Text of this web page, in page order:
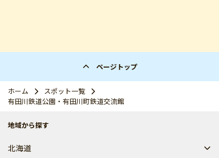
ページトップ
ホーム
スポット一覧
有田川鉄道公園・有田川町鉄道交流館
地域から探す
北海道